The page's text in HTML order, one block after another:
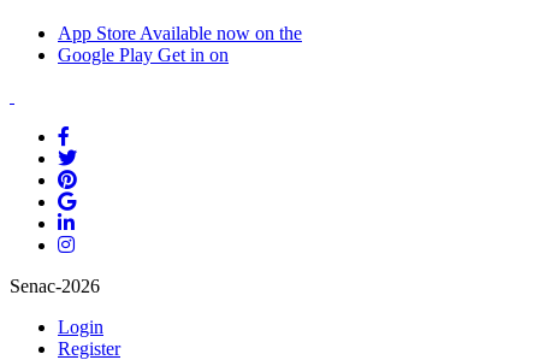
App Store Available now on the
Google Play Get in on
Senac-2026
Login
Register